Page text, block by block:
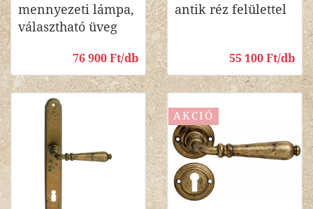
mennyezeti lámpa,
választható üveg
76 900 Ft/db
antik réz felülettel
55 100 Ft/db
AKCIÓ